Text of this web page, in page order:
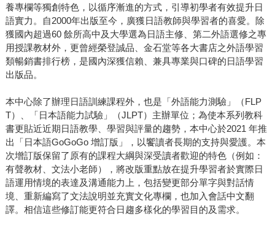
養專欄等獨創特色，以循序漸進的方式，引導初學者有效提升日
語實力。自2000年出版至今，廣獲日語教師與學習者的喜愛。除
獲國內超過60 餘所高中及大學選為日語主修、第二外語選修之專
用授課教材外，更曾經榮登誠品、金石堂等各大書店之外語學習
類暢銷書排行榜，是國內深獲信賴、兼具專業與口碑的日語學習
出版品。
本中心除了辦理日語訓練課程外，也是「外語能力測驗」（FLP
T）、「日本語能力試驗」（JLPT）主辦單位；為使本系列教科
書更貼近近期日語教學、學習與評量的趨勢，本中心於2021 年推
出「日本語GoGoGo 增訂版」，以饗讀者長期的支持與愛護。本
次增訂版保留了原有的課程大綱與深受讀者歡迎的特色（例如：
有聲教材、文法小老師），將改版重點放在提升學習者於實際日
語運用情境的表達及溝通能力上，包括變更部分單字與對話情
境、重新編寫了文法說明並充實文化專欄，也加入會話中文翻
譯。相信這些修訂能更符合日趨多樣化的學習目的及需求。